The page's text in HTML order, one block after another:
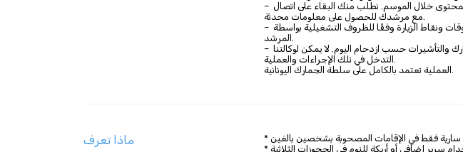
– قد تختلف برامج الجولات الإضافية والمحتوى خلال الموسم. نطلب منك البقاء على اتصال
مع مرشدك للحصول على معلومات محدثة.
– قد يتم إعادة تنظيم خطة البرنامج والأوقات ونقاط الزيارة وفقًا للظروف التشغيلية بواسطة
المرشد.
– قد تختلف إجراءات الجوازات والجمارك والتأشيرات حسب ازدحام اليوم. لا يمكن لوكالتنا
التدخل في تلك الإجراءات والعملية.
العملية تعتمد بالكامل على سلطة الجمارك اليونانية.
ماذا تعرف